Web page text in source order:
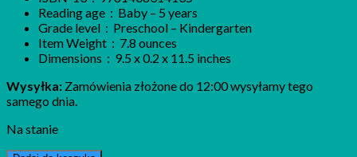
Reading age ‏ : ‎ Baby – 5 years
Grade level ‏ : ‎ Preschool – Kindergarten
Item Weight ‏ : ‎ 7.8 ounces
Dimensions ‏ : ‎ 9.5 x 0.2 x 11.5 inches
Wysyłka: Zamówienia złożone do 12:00 wysyłamy tego
samego dnia.
Na stanie